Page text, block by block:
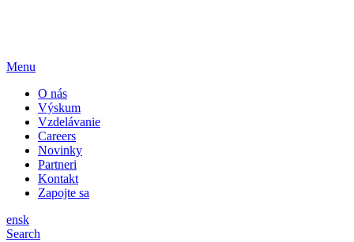
Menu
O nás
Výskum
Vzdelávanie
Careers
Novinky
Partneri
Kontakt
Zapojte sa
ensk
Search